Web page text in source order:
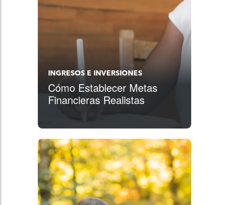
INGRESOS E INVERSIONES
Cómo Establecer Metas
Financieras Realistas